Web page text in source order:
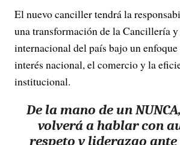
El nuevo canciller tendrá la
una transformación de la Cancillería
internacional del país bajo un
interés nacional, el comercio y la
institucional.
De la mano de un
volverá a hablar con
respeto y liderazgo ante